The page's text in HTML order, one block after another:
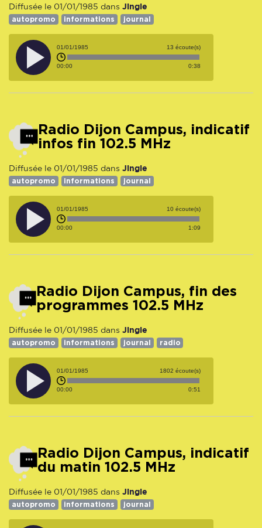
Diffusée le 01/01/1985 dans Jingle
autopromo informations journal
01/01/1985 13 écoute(s)
00:00 0:38
Radio Dijon Campus, indicatif
infos fin 102.5 MHz
Diffusée le 01/01/1985 dans Jingle
autopromo informations journal
01/01/1985 10 écoute(s)
00:00 1:09
Radio Dijon Campus, fin des
programmes 102.5 MHz
Diffusée le 01/01/1985 dans Jingle
autopromo informations journal radio
01/01/1985 1802 écoute(s)
00:00 0:51
Radio Dijon Campus, indicatif
du matin 102.5 MHz
Diffusée le 01/01/1985 dans Jingle
autopromo informations journal